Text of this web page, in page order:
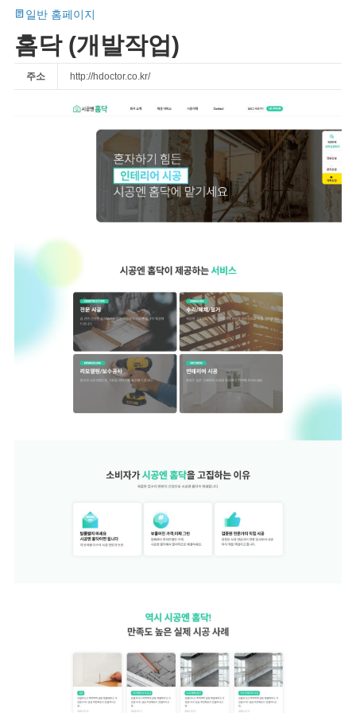
일반 홈페이지
홈닥 (개발작업)
주소 http://hdoctor.co.kr/